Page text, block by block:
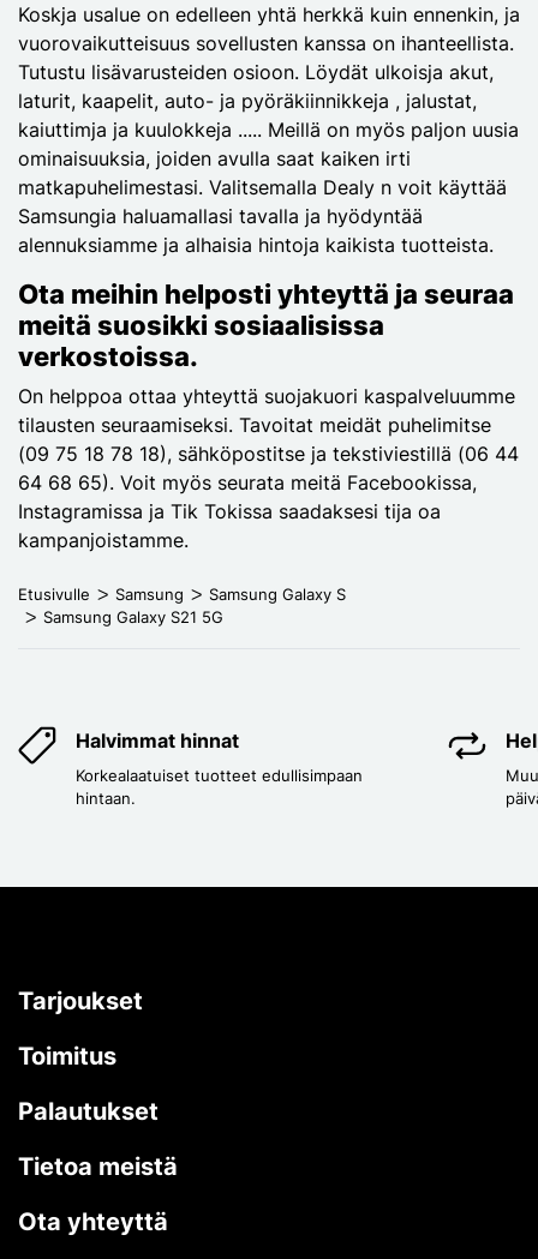
Koskja usalue on edelleen yhtä herkkä kuin ennenkin, ja
vuorovaikutteisuus sovellusten kanssa on ihanteellista.
Tutustu lisävarusteiden osioon. Löydät ulkoisja akut,
laturit, kaapelit, auto- ja pyöräkiinnikkeja , jalustat,
kaiuttimja ja kuulokkeja ..... Meillä on myös paljon uusia
ominaisuuksia, joiden avulla saat kaiken irti
matkapuhelimestasi. Valitsemalla Dealy n voit käyttää
Samsungia haluamallasi tavalla ja hyödyntää
alennuksiamme ja alhaisia hintoja kaikista tuotteista.
Ota meihin helposti yhteyttä ja seuraa
meitä suosikki sosiaalisissa
verkostoissa.
On helppoa ottaa yhteyttä suojakuori kaspalveluumme
tilausten seuraamiseksi. Tavoitat meidät puhelimitse
(09 75 18 78 18), sähköpostitse ja tekstiviestillä (06 44
64 68 65). Voit myös seurata meitä Facebookissa,
Instagramissa ja Tik Tokissa saadaksesi tija oa
kampanjoistamme.
Etusivulle Samsung
Samsung Galaxy S
Samsung Galaxy S21 5G
Halvimmat hinnat
Korkealaatuiset tuotteet edullisimpaan
hintaan.
Tarjoukset
Toimitus
Palautukset
Tietoa meistä
Ota yhteyttä